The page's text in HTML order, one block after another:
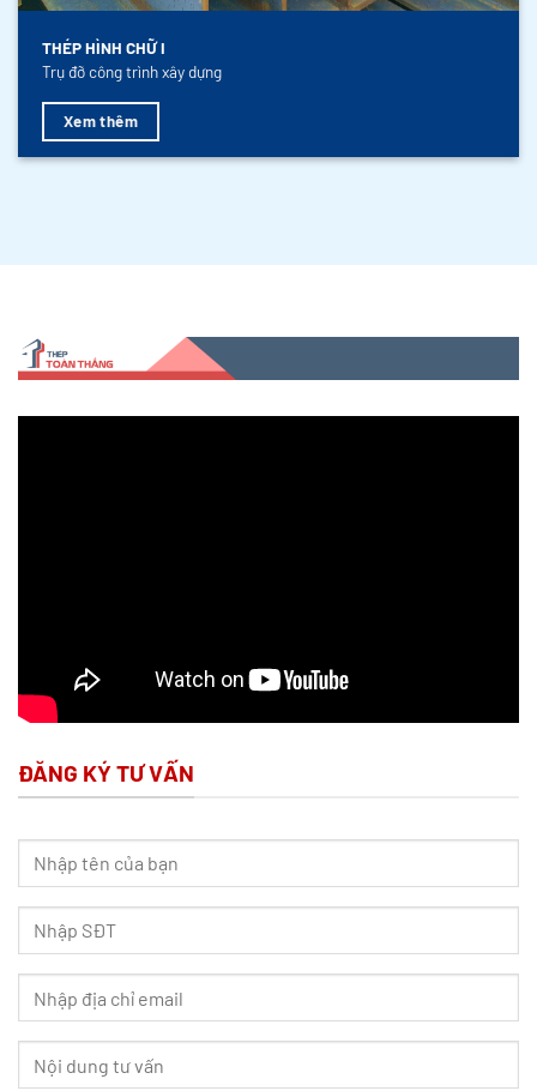
THÉP HÌNH CHỮ I
Trụ đỡ công trình xây dựng
Xem thêm
ĐĂNG KÝ TƯ VẤN